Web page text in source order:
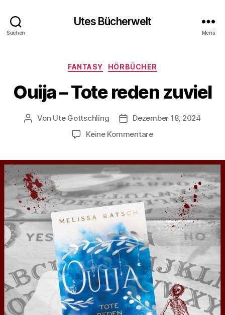
Suchen
Utes Bücherwelt
Menü
Kategorien
FANTASY HÖRBÜCHER
Ouija – Tote reden zuviel
Beitragsautor
Von Ute Gottschling Veröffentlichungsdatum
Dezember 18, 2024
Keine Kommentarezu
Tote
reden
zuviel